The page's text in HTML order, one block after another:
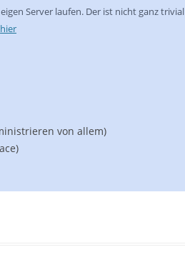
Server laufen. Der ist nicht ganz trivial
hier
von allem)